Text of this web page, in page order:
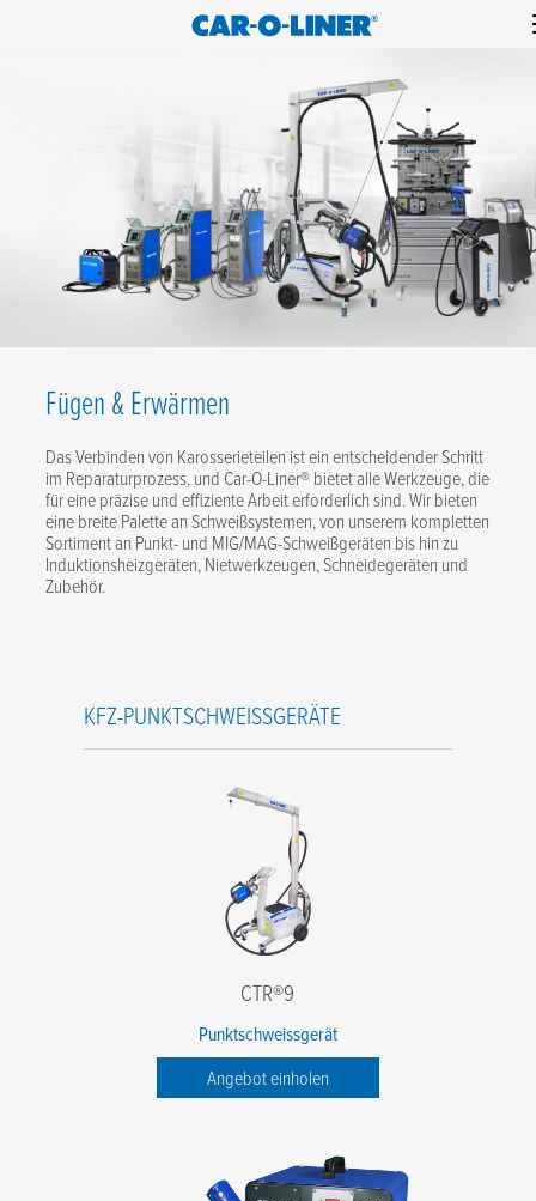
Car-
O-
Liner
Collision
Equipment
Fügen & Erwärmen
Das Verbinden von Karosserieteilen ist ein entscheidender Schritt
im Reparaturprozess, und Car-O-Liner® bietet alle Werkzeuge, die
für eine präzise und effiziente Arbeit erforderlich sind. Wir bieten
eine breite Palette an Schweißsystemen, von unserem kompletten
Sortiment an Punkt- und MIG/MAG-Schweißgeräten bis hin zu
Induktionsheizgeräten, Nietwerkzeugen, Schneidegeräten und
Zubehör.
KFZ-PUNKTSCHWEISSGERÄTE
CTR®9
Punktschweissgerät
Angebot einholen